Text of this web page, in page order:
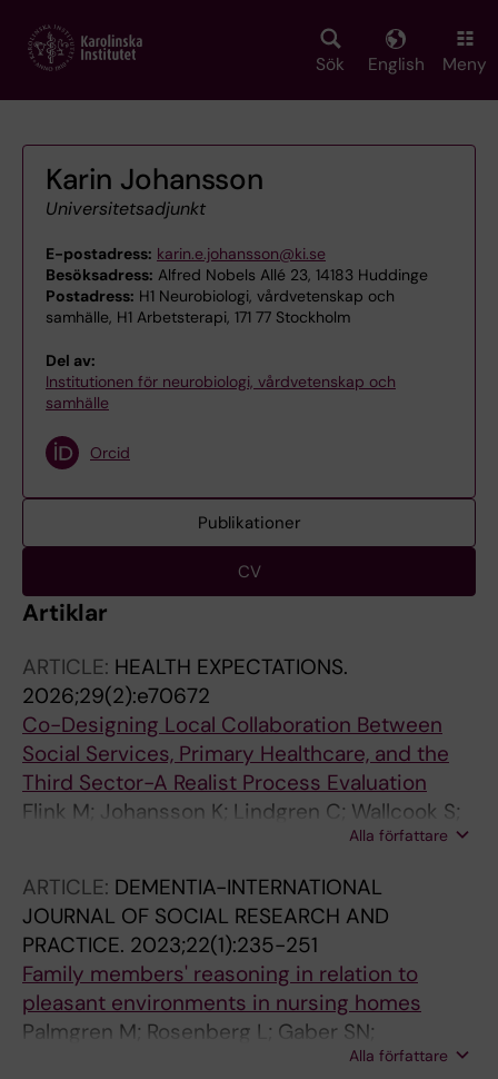
main
Sök English Meny
Karin Johansson
Universitetsadjunkt
E-postadress: karin.e.johansson@ki.se
Besöksadress: Alfred Nobels Allé 23, 14183 Huddinge
Postadress: H1 Neurobiologi, vårdvetenskap och
samhälle, H1 Arbetsterapi, 171 77 Stockholm
Del av:
Institutionen för neurobiologi, vårdvetenskap och
samhälle
Orcid
Publikationer
CV
Artiklar
ARTICLE: HEALTH EXPECTATIONS.
2026;29(2):e70672
Co-Designing Local Collaboration Between
Social Services, Primary Healthcare, and the
Third Sector-A Realist Process Evaluation
Flink M; Johansson K; Lindgren C; Wallcook S;
Klinga C; Meinow B; Goliath I; Strehlenert H
Alla författare
ARTICLE: DEMENTIA-INTERNATIONAL
JOURNAL OF SOCIAL RESEARCH AND
PRACTICE. 2023;22(1):235-251
Family members' reasoning in relation to
pleasant environments in nursing homes
Palmgren M; Rosenberg L; Gaber SN;
Alla författare